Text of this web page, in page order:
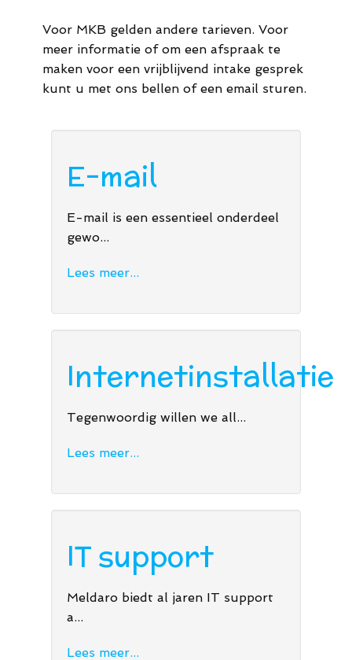
info@meldaro.nl
Voor MKB gelden andere tarieven. Voor
meer informatie of om een afspraak te
maken voor een vrijblijvend intake gesprek
kunt u met ons bellen of een email sturen.
E-mail
E-mail is een essentieel onderdeel
gewo...
Lees meer...
Internetinstallatie
Tegenwoordig willen we all...
Lees meer...
IT support
Meldaro biedt al jaren IT support
a...
Lees meer...